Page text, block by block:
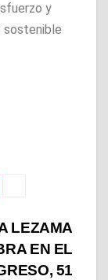
y
sostenible
LEZAMA
EN EL
51